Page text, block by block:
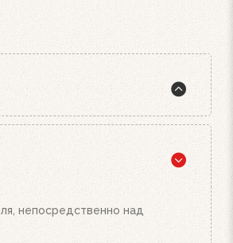
заполненный углем
непосредственно над